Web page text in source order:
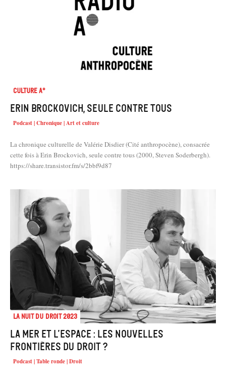
Culture A°
Erin Brockovich, seule contre tous
Podcast | Chronique | Art et culture
La chronique culturelle de Valérie Disdier (Cité anthropocène), consacrée
cette fois à Erin Brockovich, seule contre tous (2000, Steven Soderbergh).
https://share.transistor.fm/s/2bbf9d87
La Nuit du droit 2023
La mer et l’espace : les nouvelles
frontières du droit ?
Podcast | Table ronde | Droit